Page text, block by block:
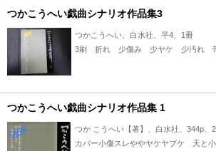
つかこうへい戯曲シナリオ作品集3
つかこうへい、白水社、平4、1冊
3刷 折れ 少傷み 少ヤケ 少汚れ
つかこうへい戯曲シナリオ作品集 1
つか こうへい【著】、白水社、344p、
カバー小傷スレややヤケヤブケ 天と